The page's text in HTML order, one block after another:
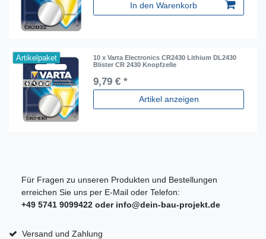
In den Warenkorb
Artikelpaket
10 x Varta Electronics CR2430 Lithium DL2430
Blister CR 2430 Knopfzelle
9,79 € *
Artikel anzeigen
Für Fragen zu unseren Produkten und Bestellungen
erreichen Sie uns per E-Mail oder Telefon:
+49 5741 9099422 oder info@dein-bau-projekt.de
Versand und Zahlung